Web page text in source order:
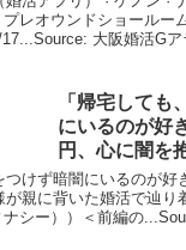
レオウンドショールー
大阪婚活Gア
「帰宅しても
にいるのが好
円、心に闇を
背 …
つけず暗闇にいるのが好
親に背いた婚活で辿り
ナシー））＜前編の